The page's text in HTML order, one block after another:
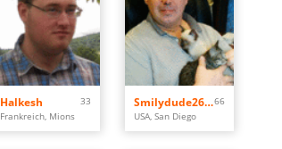
Halkesh
33
Frankreich, Mions
Smilydude262566
USA, San Diego